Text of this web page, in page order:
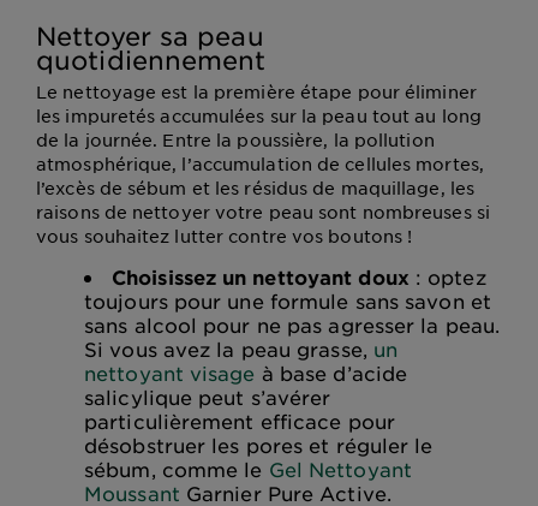
Nettoyer sa peau
quotidiennement
Le nettoyage est la première étape pour éliminer
les impuretés accumulées sur la peau tout au long
de la journée. Entre la poussière, la pollution
atmosphérique, l’accumulation de cellules mortes,
l’excès de sébum et les résidus de maquillage, les
raisons de nettoyer votre peau sont nombreuses si
vous souhaitez lutter contre vos boutons !
Choisissez un nettoyant doux : optez
toujours pour une formule sans savon et
sans alcool pour ne pas agresser la peau.
Si vous avez la peau grasse, un
nettoyant visage à base d’acide
salicylique peut s’avérer
particulièrement efficace pour
désobstruer les pores et réguler le
sébum, comme le Gel Nettoyant
Moussant Garnier Pure Active.